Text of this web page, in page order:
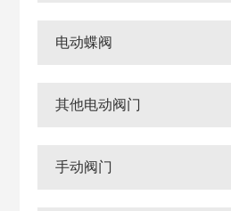
电动蝶阀
其他电动阀门
手动阀门